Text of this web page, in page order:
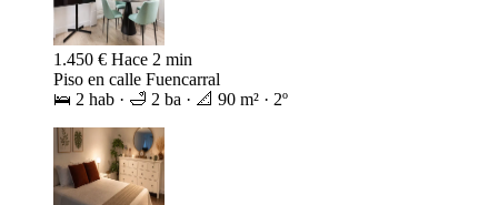
1.450 € Hace 2 min
Piso en calle Fuencarral
🛌 2 hab · 🛁 2 ba · 📐 90 m² · 2º